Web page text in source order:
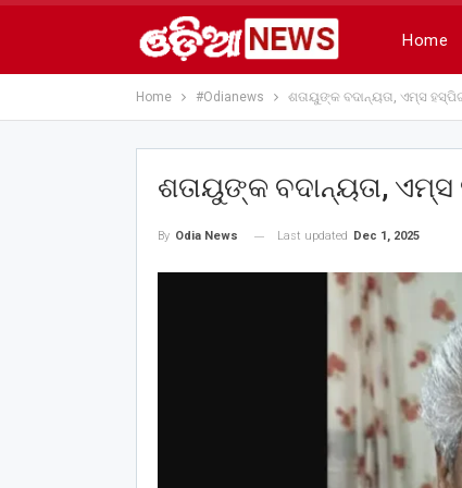
Home
Home #Odianews ଶତାୟୁଙ୍କ ବଦାନ୍ୟତା, ଏମ୍ସ
ଶତାୟୁଙ୍କ ବଦାନ୍ୟତା,
By Odia News Last updated Dec 1, 2025